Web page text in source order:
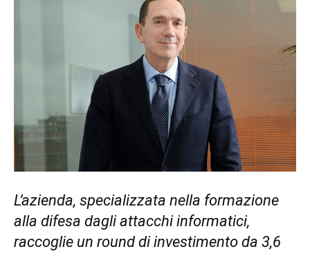
L’azienda, specializzata nella formazione
alla difesa dagli attacchi informatici,
raccoglie un round di investimento da 3,6